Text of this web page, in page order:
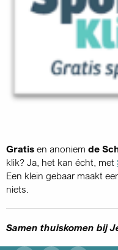
Gratis en anoniem de
klik? Ja, het kan écht, met
Een klein gebaar maakt
niets.
Samen thuiskomen bij